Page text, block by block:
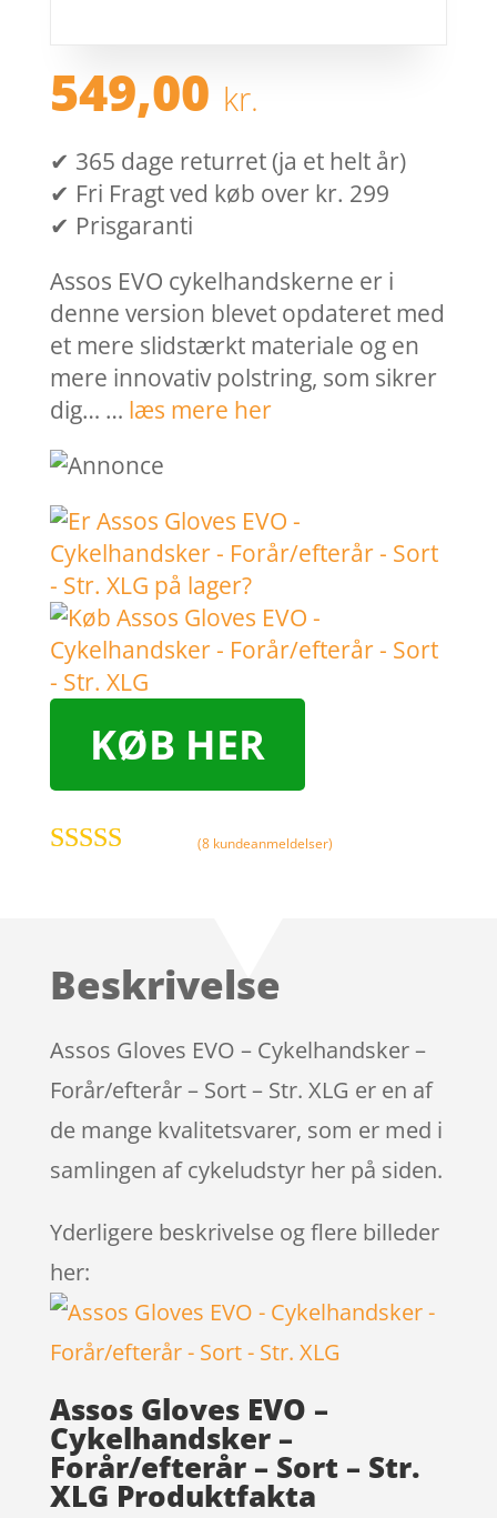
549,00 kr.
✔ 365 dage returret (ja et helt år)
✔ Fri Fragt ved køb over kr. 299
✔ Prisgaranti
Assos EVO cykelhandskerne er i
denne version blevet opdateret med
et mere slidstærkt materiale og en
mere innovativ polstring, som sikrer
dig… … læs mere her
KØB HER
kundebed
(8 kundeanmeldelser)
Beskrivelse
Assos Gloves EVO – Cykelhandsker –
Forår/efterår – Sort – Str. XLG er en af
de mange kvalitetsvarer, som er med i
samlingen af cykeludstyr her på siden.
Yderligere beskrivelse og flere billeder
her:
Assos Gloves EVO –
Cykelhandsker –
Forår/efterår – Sort – Str.
XLG Produktfakta